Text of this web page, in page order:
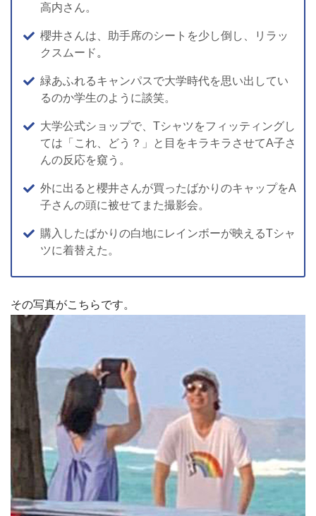
高内さん。
櫻井さんは、助手席のシートを少し倒し、リラッ
クスムード 。
緑あふれるキャンパスで大学時代を思い出してい
るのか学生のように談笑。
大学公式ショップで、Tシャツをフィッティングし
ては「これ、どう？」と目をキラキラさせてA子さ
んの反応を窺う。
外に出ると櫻井さんが買ったばかりのキャップをA
子さんの頭に被せてまた撮影会。
購入したばかりの白地にレインボーが映えるTシャ
ツに着替えた。
その写真がこちらです。